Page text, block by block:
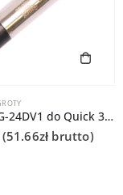
Grot 911G-24DV1 do Quick 378C
(51.66zł brutto)